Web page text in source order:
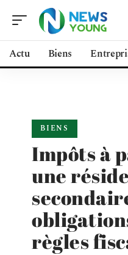
Actu Biens
BIENS
Impôts à
une
règles